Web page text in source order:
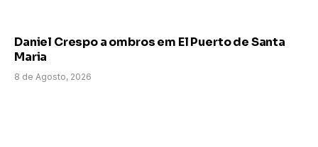
Daniel Crespo a ombros em El Puerto de Santa
Maria
8 de Agosto, 2026